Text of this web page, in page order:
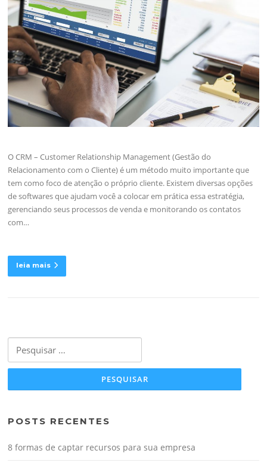
O CRM – Customer Relationship Management (Gestão do
Relacionamento com o Cliente) é um método muito importante que
tem como foco de atenção o próprio cliente. Existem diversas opções
de softwares que ajudam você a colocar em prática essa estratégia,
gerenciando seus processos de venda e monitorando os contatos
com…
leia mais
por:
POSTS RECENTES
8 formas de captar recursos para sua empresa